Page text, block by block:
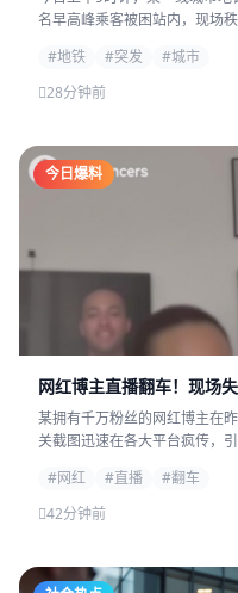
名早高峰乘客被困站内，现场
#地铁
#突发
#城市
28分钟前
今日爆料
网红博主直播翻车！现场
某拥有千万粉丝的网红博主在
关截图迅速在各大平台疯传，
#网红
#直播
#翻车
42分钟前